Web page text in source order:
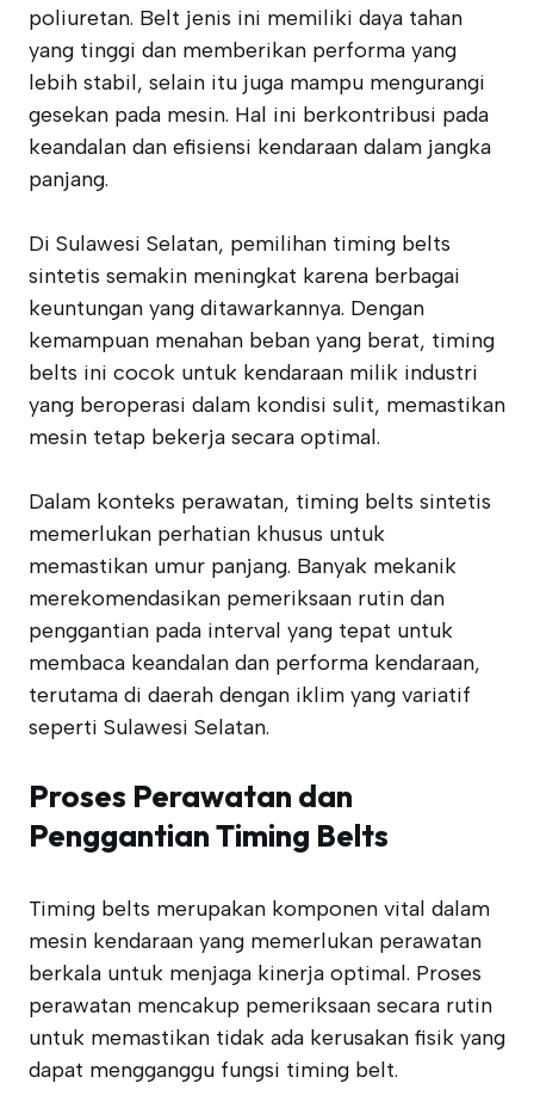
poliuretan. Belt jenis ini memiliki daya tahan
yang tinggi dan memberikan performa yang
lebih stabil, selain itu juga mampu mengurangi
gesekan pada mesin. Hal ini berkontribusi pada
keandalan dan efisiensi kendaraan dalam jangka
panjang.
Di Sulawesi Selatan, pemilihan timing belts
sintetis semakin meningkat karena berbagai
keuntungan yang ditawarkannya. Dengan
kemampuan menahan beban yang berat, timing
belts ini cocok untuk kendaraan milik industri
yang beroperasi dalam kondisi sulit, memastikan
mesin tetap bekerja secara optimal.
Dalam konteks perawatan, timing belts sintetis
memerlukan perhatian khusus untuk
memastikan umur panjang. Banyak mekanik
merekomendasikan pemeriksaan rutin dan
penggantian pada interval yang tepat untuk
membaca keandalan dan performa kendaraan,
terutama di daerah dengan iklim yang variatif
seperti Sulawesi Selatan.
Proses Perawatan dan
Penggantian Timing Belts
Timing belts merupakan komponen vital dalam
mesin kendaraan yang memerlukan perawatan
berkala untuk menjaga kinerja optimal. Proses
perawatan mencakup pemeriksaan secara rutin
untuk memastikan tidak ada kerusakan fisik yang
dapat mengganggu fungsi timing belt.